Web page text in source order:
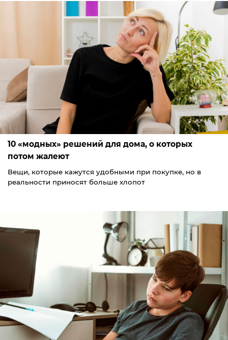
10 «модных» решений для дома, о которых
потом жалеют
Вещи, которые кажутся удобными при покупке, но в
реальности приносят больше хлопот